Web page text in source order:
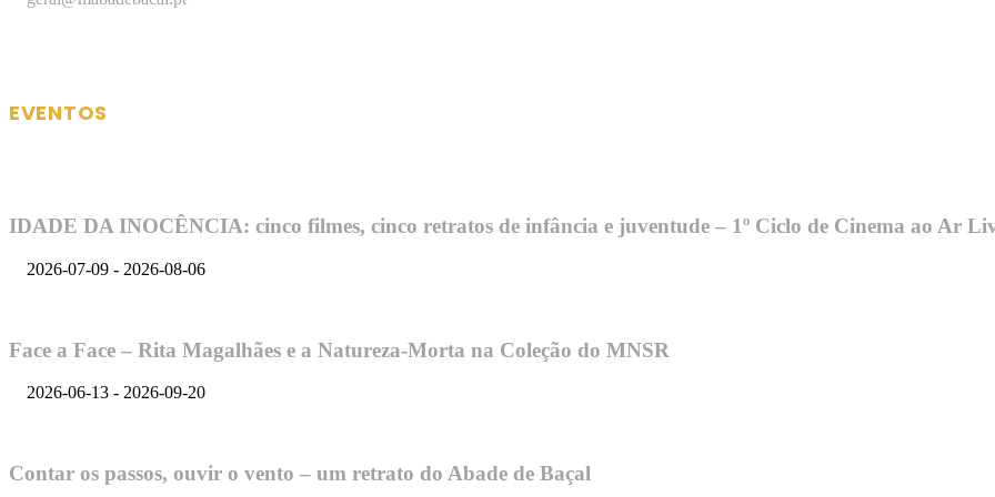
EVENTOS
IDADE DA INOCÊNCIA: cinco filmes, cinco retratos de infância e juventude – 1º Ciclo de Cinema ao Ar
2026-07-09 - 2026-08-06
Face a Face – Rita Magalhães e a Natureza-Morta na Coleção do MNSR
2026-06-13 - 2026-09-20
Contar os passos, ouvir o vento – um retrato do Abade de Baçal